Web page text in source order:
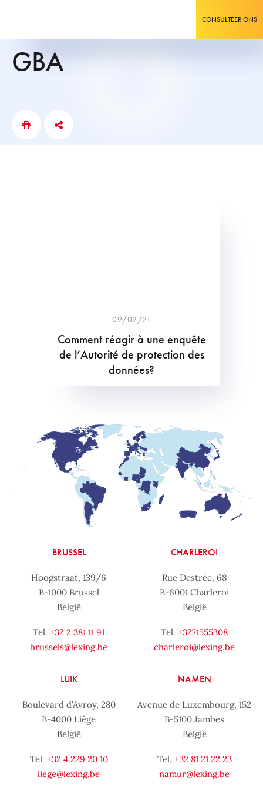
CONSULTEER ONS
GBA
09/02/21
Comment réagir à une enquête
de l’Autorité de protection des
données?
BRUSSEL
Hoogstraat, 139/6
B-1000 Brussel
België
Tel. +32 2 381 11 91
brussels@lexing.be
CHARLEROI
Rue Destrée, 68
B-6001 Charleroi
België
Tel. +3271555308
charleroi@lexing.be
LUIK
Boulevard d’Avroy, 280
B-4000 Liège
België
Tel. +32 4 229 20 10
liege@lexing.be
NAMEN
Avenue de Luxembourg, 152
B-5100 Jambes
België
Tel. +32 81 21 22 23
namur@lexing.be